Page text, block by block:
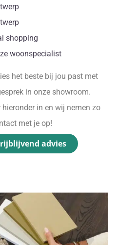
shopping
woonspecialist
het beste bij jou past met
in onze showroom.
in en wij nemen zo
met je op!
advies